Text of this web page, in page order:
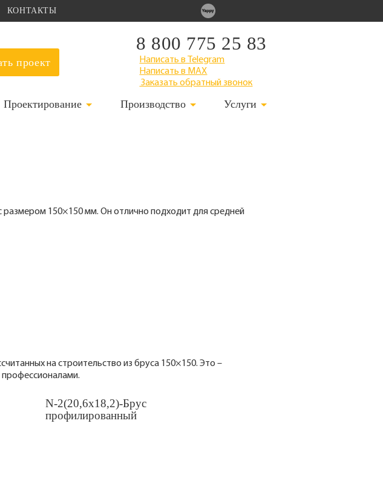
КОНТАКТЫ
проект
8 800 775 25 83
Написать в Telegram
Написать в MAX
Заказать обратный звонок
Проектирование Производство Услуги
размером 150×150 мм. Он отлично подходит для средней
на строительство из бруса 150×150. Это –
N-2(20,6х18,2)-Брус
профилированный